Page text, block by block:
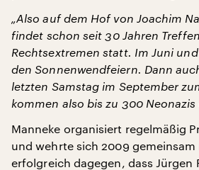
„Also auf dem Hof von Joachim
findet schon seit 30 Jahren
Rechtsextremen statt. Im Juni
den Sonnenwendfeiern. Dann
letzten Samstag im September
kommen also bis zu 300
Manneke organisiert regelmäßig
und wehrte sich 2009
erfolgreich dagegen, dass Jürgen